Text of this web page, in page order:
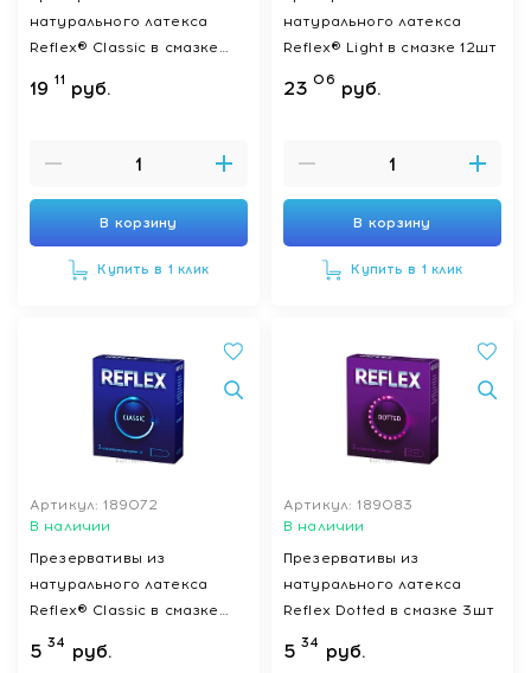
натурального латекса
Reflex® Classic в смазке
12шт
19 11 руб.
В корзину
Купить в 1 клик
натурального латекса
Reflex® Light в смазке 12шт
23 06 руб.
В корзину
Купить в 1 клик
Артикул: 189072
В наличии
Презервативы из
натурального латекса
Reflex® Classic в смазке
3шт
5 34 руб.
Артикул: 189083
В наличии
Презервативы из
натурального латекса
Reflex Dotted в смазке 3шт
5 34 руб.